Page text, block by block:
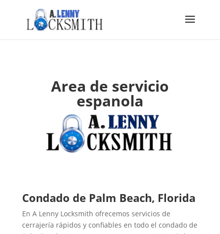
Area de servicio
espanola
Condado de Palm Beach, Florida
En A Lenny Locksmith ofrecemos servicios de
cerrajería rápidos y confiables en todo el condado de